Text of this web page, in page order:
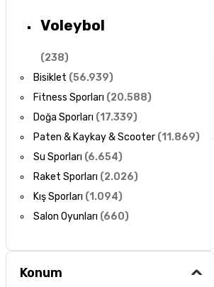
Voleybol
(238)
Bisiklet (56.939)
Fitness Sporları (20.588)
Doğa Sporları (17.339)
Paten & Kaykay & Scooter (11.869)
Su Sporları (6.654)
Raket Sporları (2.026)
Kış Sporları (1.094)
Salon Oyunları (660)
Konum